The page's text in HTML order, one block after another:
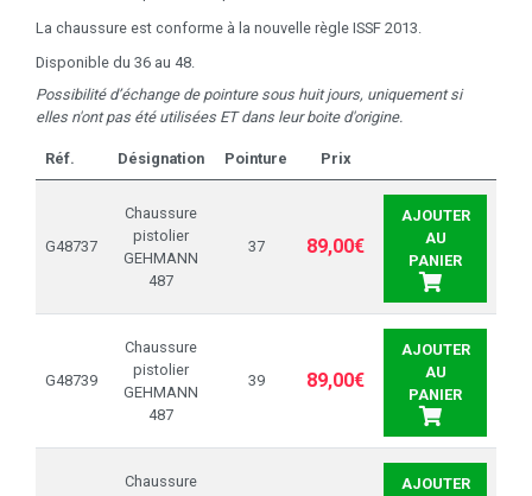
La chaussure est conforme à la nouvelle règle ISSF 2013.
Disponible du 36 au 48.
Possibilité d’échange de pointure sous huit jours, uniquement si
elles n'ont pas été utilisées ET dans leur boite d'origine.
Réf. Désignation Pointure Prix
G48737
Chaussure
pistolier
GEHMANN
487
37 89,00€
AJOUTER
AU
PANIER
G48739
Chaussure
pistolier
GEHMANN
487
39 89,00€
AJOUTER
AU
PANIER
Chaussure
AJOUTER